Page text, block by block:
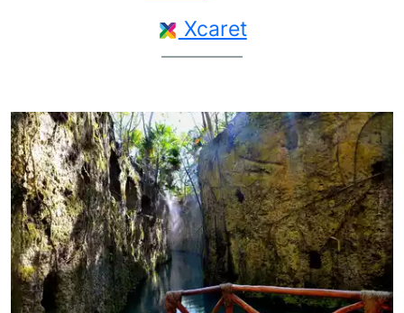
Xcaret